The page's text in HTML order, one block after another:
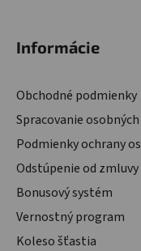
Informácie
Obchodné podmienky
Spracovanie
Podmienky ochrany
Odstúpenie od zmluvy
Bonusový systém
Vernostný program
Koleso šťastia